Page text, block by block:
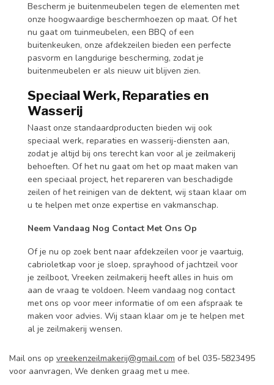
Bescherm je buitenmeubelen tegen de elementen met
onze hoogwaardige beschermhoezen op maat. Of het
nu gaat om tuinmeubelen, een BBQ of een
buitenkeuken, onze afdekzeilen bieden een perfecte
pasvorm en langdurige bescherming, zodat je
buitenmeubelen er als nieuw uit blijven zien.
Speciaal Werk, Reparaties en
Wasserij
Naast onze standaardproducten bieden wij ook
speciaal werk, reparaties en wasserij-diensten aan,
zodat je altijd bij ons terecht kan voor al je zeilmakerij
behoeften. Of het nu gaat om het op maat maken van
een speciaal project, het repareren van beschadigde
zeilen of het reinigen van de dektent, wij staan klaar om
u te helpen met onze expertise en vakmanschap.
Neem Vandaag Nog Contact Met Ons Op
Of je nu op zoek bent naar afdekzeilen voor je vaartuig,
cabrioletkap voor je sloep, sprayhood of jachtzeil voor
je zeilboot, Vreeken zeilmakerij heeft alles in huis om
aan de vraag te voldoen. Neem vandaag nog contact
met ons op voor meer informatie of om een afspraak te
maken voor advies. Wij staan klaar om je te helpen met
al je zeilmakerij wensen.
Mail ons op vreekenzeilmakerij@gmail.com of bel 035-5823495
voor aanvragen, We denken graag met u mee.